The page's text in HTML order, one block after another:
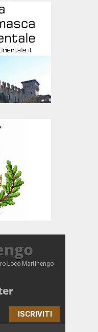
Loco Martinengo
ISCRIVITI